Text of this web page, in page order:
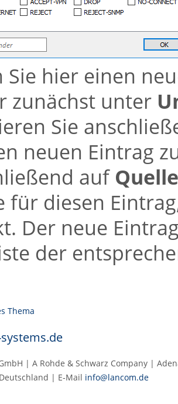
Sie hier einen
zunächst unter
Sie
neuen Eintrag
auf
für diesen
Der neue
der
Thema
| A Rohde & Schwarz Company |
| E‑Mail info@lancom.de